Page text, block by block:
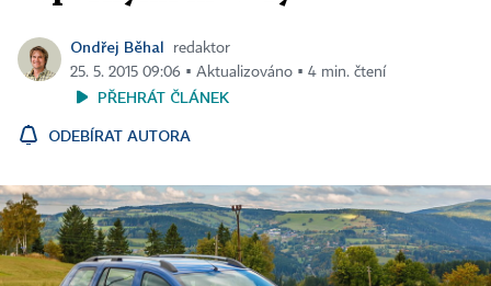
Ondřej Běhal
redaktor
25. 5. 2015 09:06 ▪ Aktualizováno ▪ 4 min. čtení
PŘEHRÁT ČLÁNEK
ODEBÍRAT AUTORA